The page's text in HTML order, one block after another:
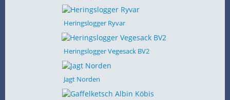
Heringslogger Ryvar
Heringslogger Vegesack BV2
Jagt Norden